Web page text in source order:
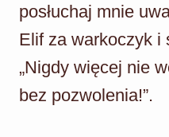
posłuchaj mnie
Elif za warkoczyk i
„Nigdy więcej nie
bez pozwolenia!”.